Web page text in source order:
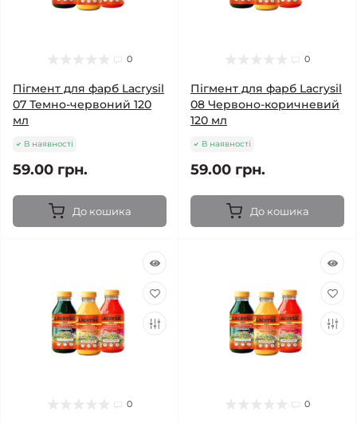
0
Пігмент для фарб Lacrysil
07 Темно-червоний 120
мл
В наявності
59.00 грн.
До кошика
0
Пігмент для фарб Lacrysil
08 Червоно-коричневий
120 мл
В наявності
59.00 грн.
До кошика
0 0